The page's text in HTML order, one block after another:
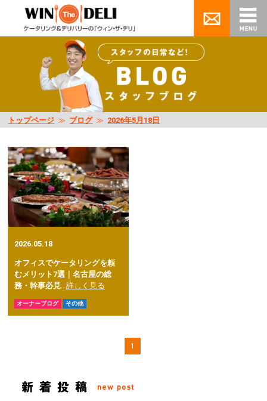
トップページ ≫ ブログ≫ 2026年5月18日
2026.05.18
オフィスでケータリングを頼
むメリット7選｜名古屋の総
務・幹事必見… 詳しく見る
オーナーブログ その他
1